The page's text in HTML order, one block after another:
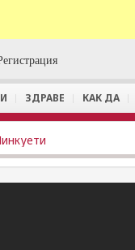
ЗДРАВЕ КАК ДА